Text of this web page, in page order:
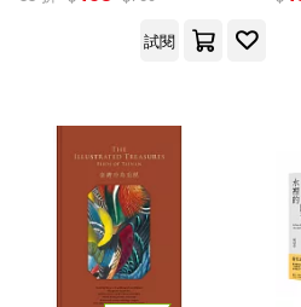
試閱